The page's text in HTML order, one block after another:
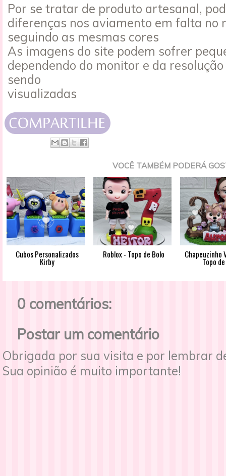
Por se tratar de produto artesanal,
diferenças nos aviamento em falta no
seguindo as mesmas cores
As imagens do site podem sofrer
dependendo do monitor e da
sendo
visualizadas
VOCÊ TAMBÉM PODERÁ
Cubos Personalizados
Kirby
Roblox - Topo de Bolo Chapeuzinho
Topo
0 comentários:
Postar um comentário
Obrigada por sua visita e por lembrar
Sua opinião é muito importante!